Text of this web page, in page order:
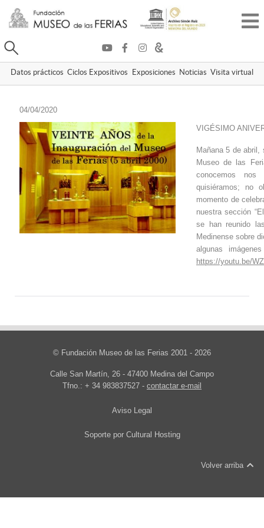
Buscar
Datos prácticos Ciclos Expositivos Exposiciones Noticias Visita virtual
04/04/2020
VIGÉSIMO
Mañana 5 de
Museo de las
conocemos nos
quisiéramos; no
momento de
nuestra sección
se han reunido
Medinense sobre
algunas
https://youtu.be/
© Fundación Museo de las Ferias 2001 - 2026
Calle San Martín, 26 - 47400 Medina del Campo
Tfno.: + 34 983837527 - contactar e-mail
Aviso Legal
Soporte por Cultural Hosting
Volver arriba